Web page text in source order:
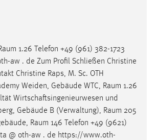
1.26 Telefon +49 (961) 382-1723
aw . de Zum Profil Schließen Christine
Christine Raps, M. Sc. OTH
Weiden, Gebäude WTC, Raum 1.26
Wirtschaftsingenieurwesen und
Gebäude B (Verwaltung), Raum 205
Raum 146 Telefon +49 (9621)
@ oth-aw . de https://www.oth-